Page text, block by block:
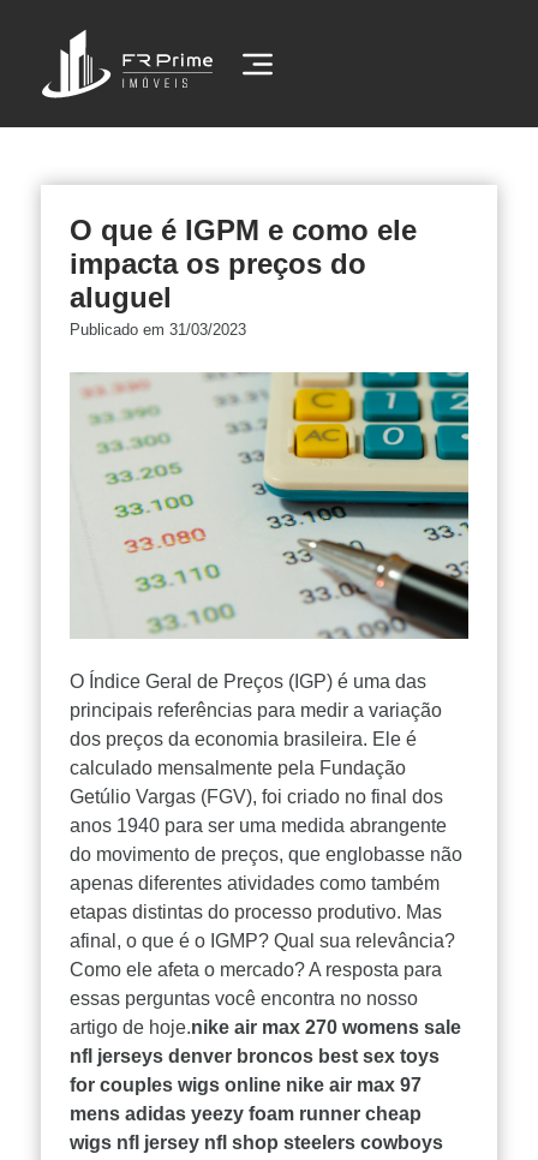
O que é IGPM e como ele
impacta os preços do
aluguel
Publicado em 31/03/2023
O Índice Geral de Preços (IGP) é uma das
principais referências para medir a variação
dos preços da economia brasileira. Ele é
calculado mensalmente pela Fundação
Getúlio Vargas (FGV), foi criado no final dos
anos 1940 para ser uma medida abrangente
do movimento de preços, que englobasse não
apenas diferentes atividades como também
etapas distintas do processo produtivo. Mas
afinal, o que é o IGMP? Qual sua relevância?
Como ele afeta o mercado? A resposta para
essas perguntas você encontra no nosso
artigo de hoje.nike air max 270 womens sale
nfl jerseys denver broncos best sex toys
for couples wigs online nike air max 97
mens adidas yeezy foam runner cheap
wigs nfl jersey nfl shop steelers cowboys